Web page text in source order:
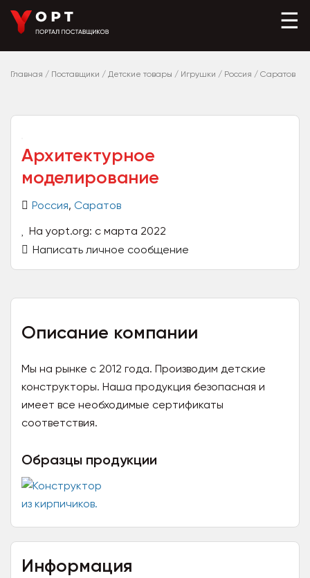
☰
Главная / Поставщики / Детские товары / Игрушки / Россия / Саратов
Архитектурное
моделирование
Россия, Саратов
На yopt.org: с марта 2022
Написать личное сообщение
Описание компании
Мы на рынке с 2012 года. Производим детские
конструкторы. Наша продукция безопасная и
имеет все необходимые сертификаты
соответствия.
Образцы продукции
Информация